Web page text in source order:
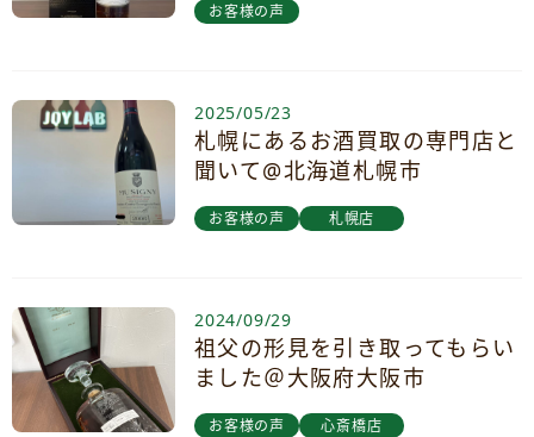
お客様の声
2025/05/23
札幌にあるお酒買取の専門店と
聞いて@北海道札幌市
お客様の声 札幌店
2024/09/29
祖父の形見を引き取ってもらい
ました＠大阪府大阪市
お客様の声 心斎橋店